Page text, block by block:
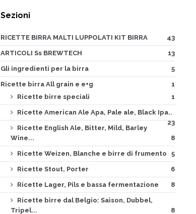
Sezioni
RICETTE BIRRA MALTI LUPPOLATI KIT BIRRA 43
ARTICOLI Ss BREWTECH 13
Gli ingredienti per la birra 5
Ricette birra All grain e e+g
1
Ricette birre speciali
1
Ricette American Ale Apa, Pale ale, Black Ipa..
23
Ricette English Ale, Bitter, Mild, Barley
Wine...
8
Ricette Weizen, Blanche e birre di frumento 5
Ricette Stout, Porter 6
Ricette Lager, Pils e bassa fermentazione 8
Ricette birre dal Belgio: Saison, Dubbel,
Tripel...
8